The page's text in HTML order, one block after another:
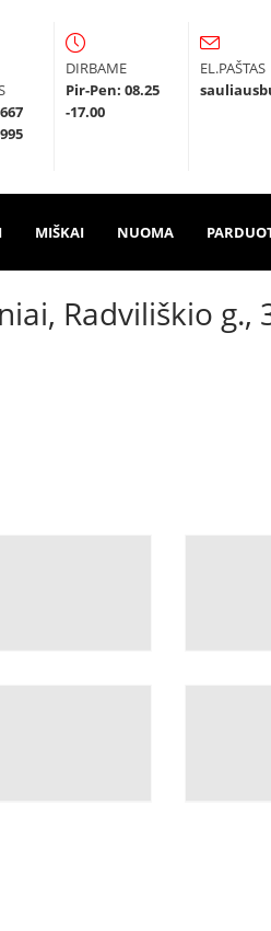
DIRBAME
Pir-Pen: 08.25
-17.00
EL.PAŠTAS
MIŠKAI NUOMA
Radviliškio